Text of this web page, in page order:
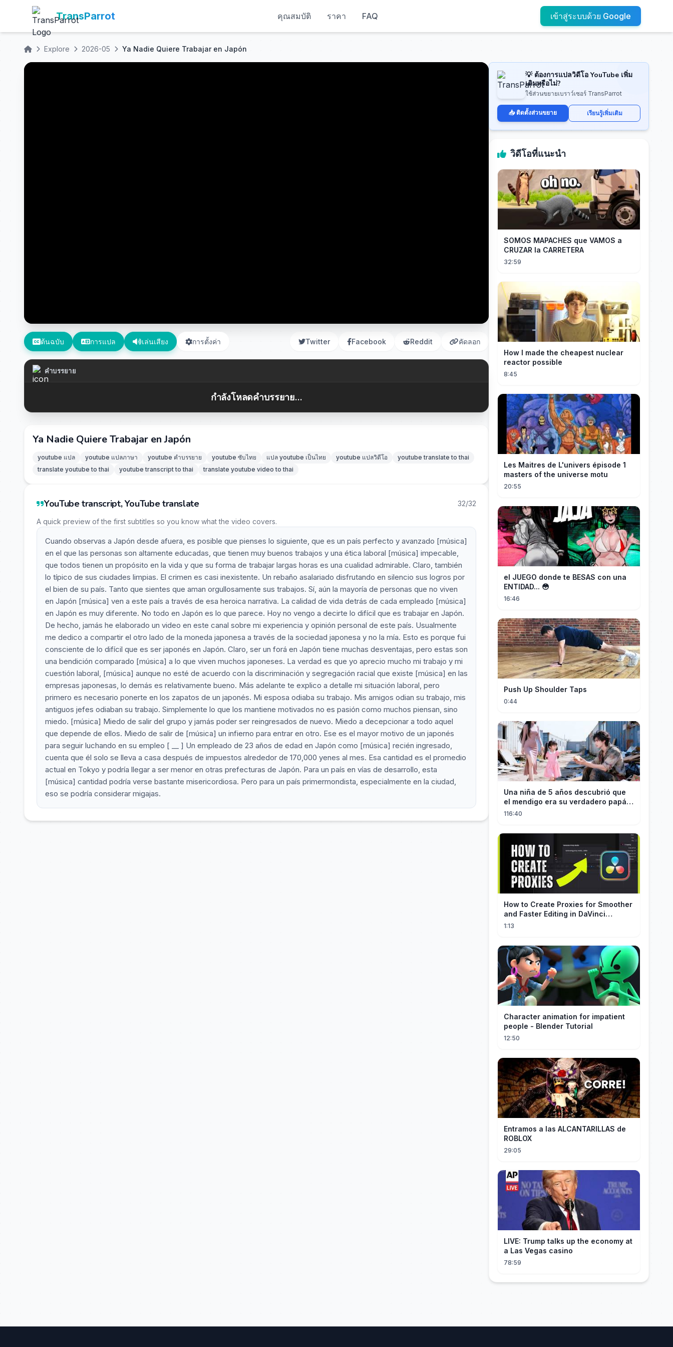
TransParrot คุณสมบัติ ราคา FAQ เข้าสู่ระบบด้วย Google
Explore 2026-05 Ya Nadie Quiere Trabajar en Japón
ต้นฉบับ การแปล เล่นเสียง การตั้งค่า Twitter Facebook Reddit คัดลอก
คำบรรยาย
กำลังโหลดคำบรรยาย...
Ya Nadie Quiere Trabajar en Japón
youtube แปล youtube แปลภาษา youtube คำบรรยาย youtube ซับไทย แปล youtube เป็นไทย youtube แปลวิดีโอ
youtube translate to thai
translate youtube to thai
youtube transcript to thai translate youtube video to thai
YouTube transcript, YouTube translate 32/32
A quick preview of the first subtitles so you know what the video covers.
Cuando observas a Japón desde afuera, es posible que pienses lo siguiente, que es un país perfecto y avanzado [música]
en el que las personas son altamente educadas, que tienen muy buenos trabajos y una ética laboral [música] impecable,
que todos tienen un propósito en la vida y que su forma de trabajar largas horas es una cualidad admirable. Claro, también
lo típico de sus ciudades limpias. El crimen es casi inexistente. Un rebaño asalariado disfrutando en silencio sus logros por
el bien de su país. Tanto que sientes que aman orgullosamente sus trabajos. Sí, aún la mayoría de personas que no viven
en Japón [música] ven a este país a través de esa heroica narrativa. La calidad de vida detrás de cada empleado [música]
en Japón es muy diferente. No todo en Japón es lo que parece. Hoy no vengo a decirte lo difícil que es trabajar en Japón.
De hecho, jamás he elaborado un video en este canal sobre mi experiencia y opinión personal de este país. Usualmente
me dedico a compartir el otro lado de la moneda japonesa a través de la sociedad japonesa y no la mía. Esto es porque fui
consciente de lo difícil que es ser japonés en Japón. Claro, ser un forá en Japón tiene muchas desventajas, pero estas son
una bendición comparado [música] a lo que viven muchos japoneses. La verdad es que yo aprecio mucho mi trabajo y mi
cuestión laboral, [música] aunque no esté de acuerdo con la discriminación y segregación racial que existe [música] en las
empresas japonesas, lo demás es relativamente bueno. Más adelante te explico a detalle mi situación laboral, pero
primero es necesario ponerte en los zapatos de un japonés. Mi esposa odiaba su trabajo. Mis amigos odian su trabajo, mis
antiguos jefes odiaban su trabajo. Simplemente lo que los mantiene motivados no es pasión como muchos piensan, sino
miedo. [música] Miedo de salir del grupo y jamás poder ser reingresados de nuevo. Miedo a decepcionar a todo aquel
que depende de ellos. Miedo de salir de [música] un infierno para entrar en otro. Ese es el mayor motivo de un japonés
para seguir luchando en su empleo [ __ ] Un empleado de 23 años de edad en Japón como [música] recién ingresado,
cuenta que él solo se lleva a casa después de impuestos alrededor de 170,000 yenes al mes. Esa cantidad es el promedio
actual en Tokyo y podría llegar a ser menor en otras prefecturas de Japón. Para un país en vías de desarrollo, esta
[música] cantidad podría verse bastante misericordiosa. Pero para un país primermondista, especialmente en la ciudad,
eso se podría considerar migajas.
💡 ต้องการแปลวิดีโอ YouTube เพิ่ม
เติมหรือไม่?
ใช้ส่วนขยายเบราว์เซอร์ TransParrot
📥 ติดตั้งส่วนขยาย เรียนรู้เพิ่มเติม
วิดีโอที่แนะนำ
SOMOS MAPACHES que VAMOS a
CRUZAR la CARRETERA
32:59
How I made the cheapest nuclear
reactor possible
8:45
Les Maitres de L'univers épisode 1
masters of the universe motu
20:55
el JUEGO donde te BESAS con una
ENTIDAD... 😳
16:46
Push Up Shoulder Taps
0:44
Una niña de 5 años descubrió que
el mendigo era su verdadero papá y
salvó a su familia
116:40
How to Create Proxies for Smoother
and Faster Editing in DaVinci
Resolve
1:13
Character animation for impatient
people - Blender Tutorial
12:50
Entramos a las ALCANTARILLAS de
ROBLOX
29:05
LIVE: Trump talks up the economy at
a Las Vegas casino
78:59